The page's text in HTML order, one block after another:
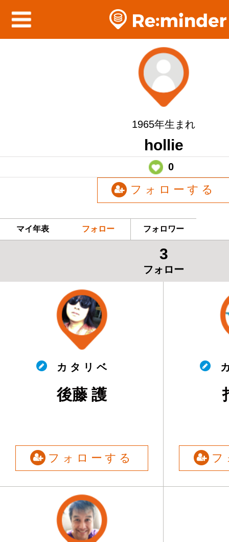
1965年生まれ
hollie
0
フォローする
マイ年表 フォロー フォロワー
3
フォロー
カ タ リ ベ
後藤 護
フォローする